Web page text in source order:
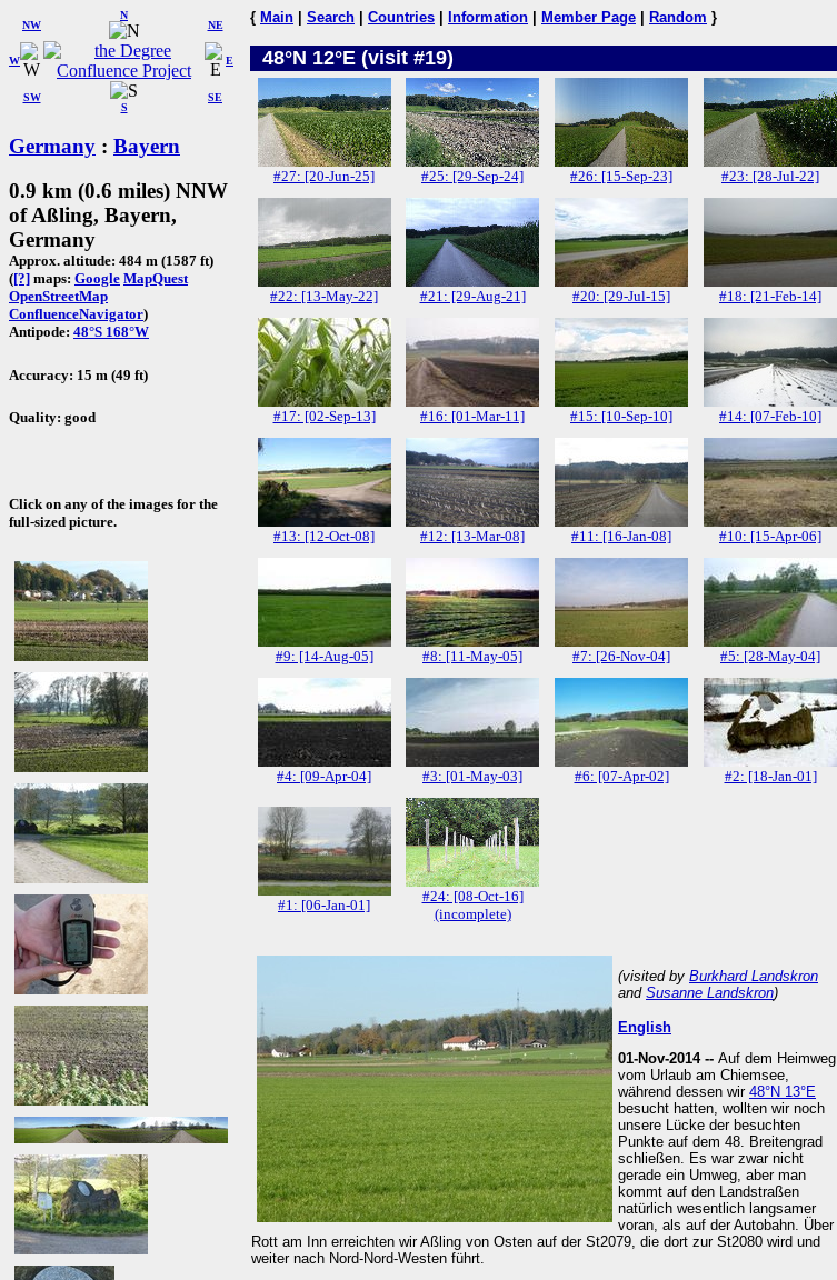
W
NW
N
NE
SW
S
SE
E
Germany : Bayern
0.9 km (0.6 miles) NNW
of Aßling, Bayern,
Germany
Approx. altitude: 484 m (1587 ft)
([?] maps: Google MapQuest
OpenStreetMap
ConfluenceNavigator)
Antipode: 48°S 168°W
Accuracy: 15 m (49 ft)
Quality: good
Click on any of the images for the
full-sized picture.
{ Main Search Countries Information Member Page Random }
48°N 12°E (visit #19)
#27: [20-Jun-25] #25: [29-Sep-24] #26: [15-Sep-23] #23: [28-Jul-22]
#22: [13-May-22] #21: [29-Aug-21] #20: [29-Jul-15] #18: [21-Feb-14]
#17: [02-Sep-13] #16: [01-Mar-11] #15: [10-Sep-10] #14: [07-Feb-10]
#13: [12-Oct-08] #12: [13-Mar-08] #11: [16-Jan-08] #10: [15-Apr-06]
#9: [14-Aug-05] #8: [11-May-05] #7: [26-Nov-04] #5: [28-May-04]
#4: [09-Apr-04] #3: [01-May-03] #6: [07-Apr-02] #2: [18-Jan-01]
#1: [06-Jan-01]
#24: [08-Oct-16]
(incomplete)
(visited by Burkhard Landskron
and Susanne Landskron)
English
01-Nov-2014 -- Auf dem Heimweg
vom Urlaub am Chiemsee,
während dessen wir 48°N 13°E
besucht hatten, wollten wir noch
unsere Lücke der besuchten
Punkte auf dem 48. Breitengrad
schließen. Es war zwar nicht
gerade ein Umweg, aber man
kommt auf den Landstraßen
natürlich wesentlich langsamer
voran, als auf der Autobahn. Über
Rott am Inn erreichten wir Aßling von Osten auf der St2079, die dort zur St2080 wird und
weiter nach Nord-Nord-Westen führt.